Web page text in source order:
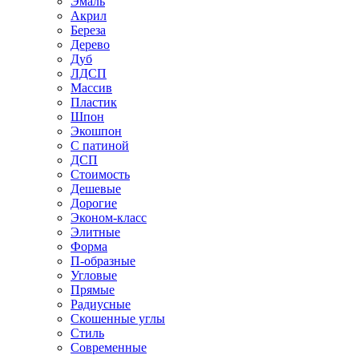
Акрил
Береза
Дерево
Дуб
ЛДСП
Массив
Пластик
Шпон
Экошпон
С патиной
ДСП
Стоимость
Дешевые
Дорогие
Эконом-класс
Элитные
Форма
П-образные
Угловые
Прямые
Радиусные
Скошенные углы
Стиль
Современные